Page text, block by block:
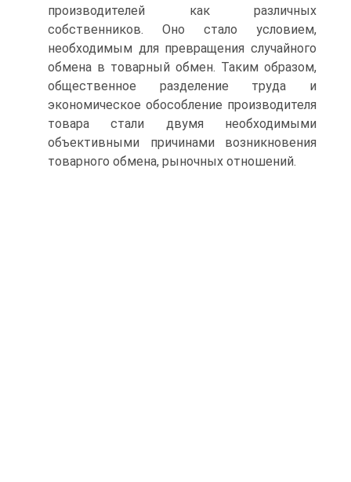
производителей как различных
собственников. Оно стало условием,
необходимым для превращения случайного
обмена в товарный обмен. Таким образом,
общественное разделение труда и
экономическое обособление производителя
товара стали двумя необходимыми
объективными причинами возникновения
товарного обмена, рыночных отношений.